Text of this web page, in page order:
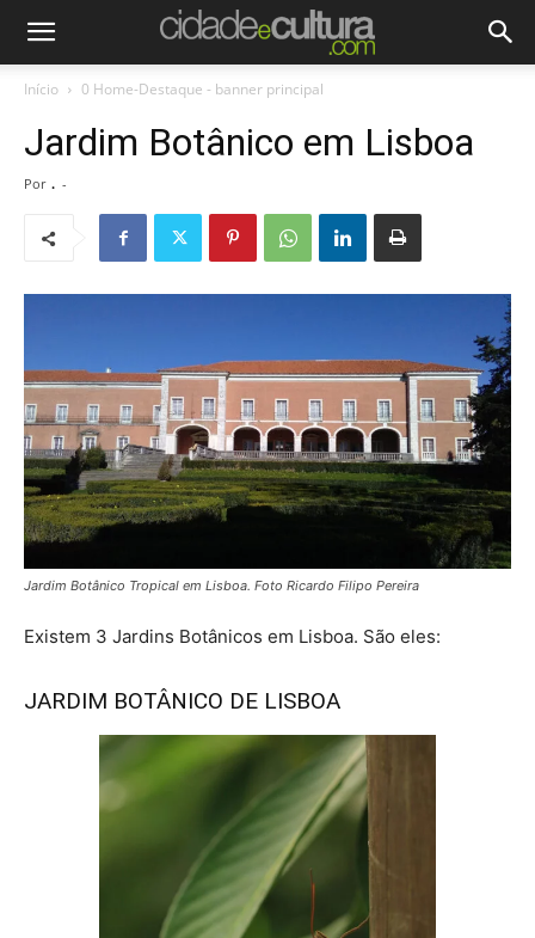
Início 0 Home-Destaque - banner principal
Jardim Botânico em Lisboa
Por . -
Jardim Botânico Tropical em Lisboa. Foto Ricardo Filipo Pereira
Existem 3 Jardins Botânicos em Lisboa. São eles:
JARDIM BOTÂNICO DE LISBOA